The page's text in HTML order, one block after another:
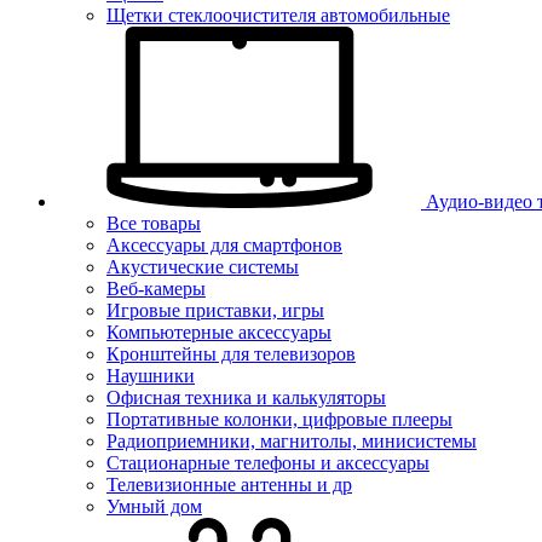
Щетки стеклоочистителя автомобильные
Аудио-видео
Все товары
Аксессуары для смартфонов
Акустические системы
Веб-камеры
Игровые приставки, игры
Компьютерные аксессуары
Кронштейны для телевизоров
Наушники
Офисная техника и калькуляторы
Портативные колонки, цифровые плееры
Радиоприемники, магнитолы, минисистемы
Стационарные телефоны и аксессуары
Телевизионные антенны и др
Умный дом